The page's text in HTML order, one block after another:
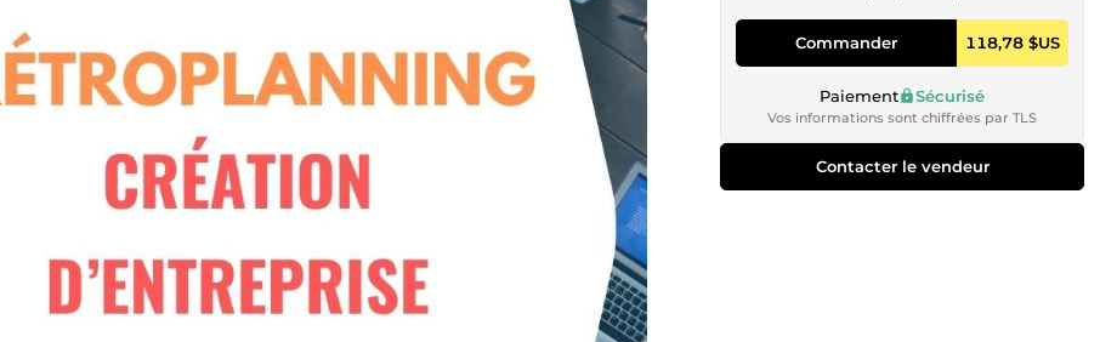
Commander 118,78 $US
Paiement Sécurisé
Vos informations sont chiffrées par TLS
Contacter le vendeur